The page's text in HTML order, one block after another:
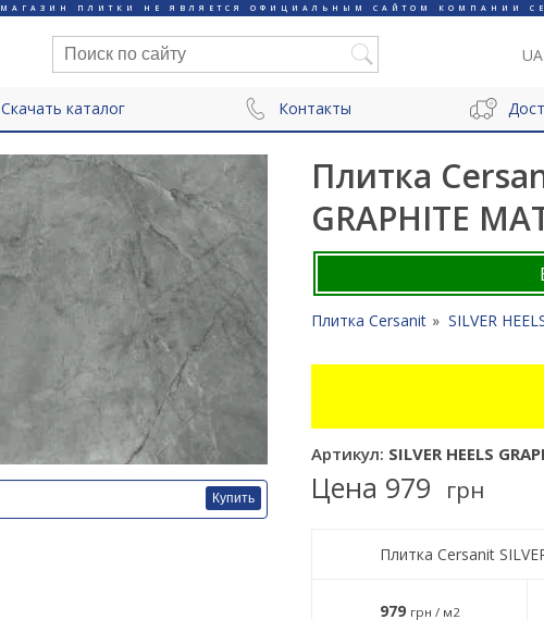
МАГАЗИН ПЛИТКИ НЕ ЯВЛЯЕТСЯ ОФИЦИАЛЬНЫМ САЙТОМ КОМПАНИИ
UA
Скачать каталог Контакты
Купить
Плитка
GRAPHITE
Плитка Cersanit SILVER
Артикул: SILVER HEELS
Цена 979 грн
Плитка Cersanit
979 грн / м2